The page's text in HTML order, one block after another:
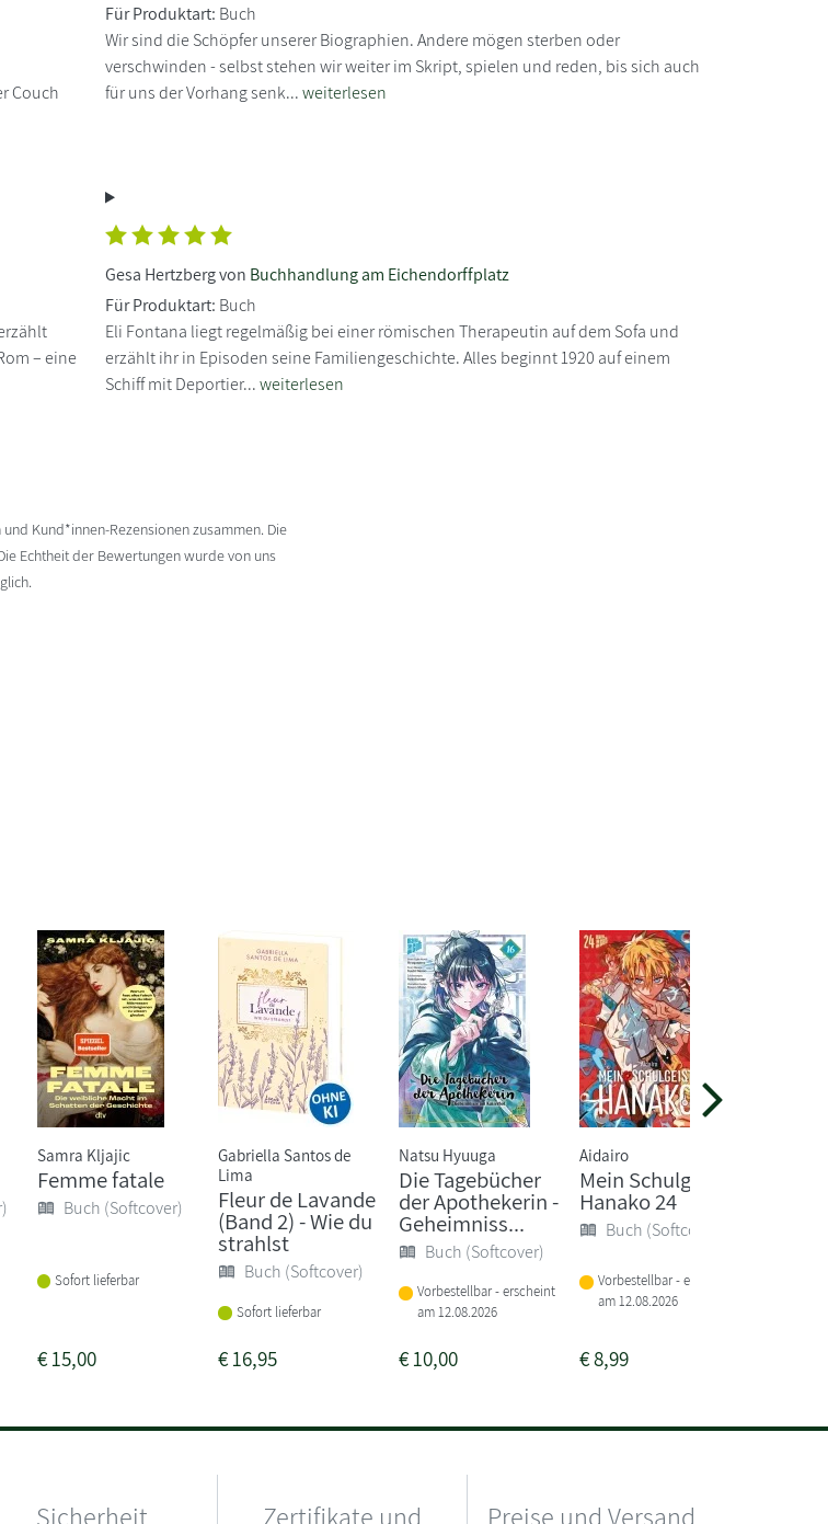
Couch
Für Produktart: Buch
Wir sind die Schöpfer unserer Biographien. Andere mögen sterben oder
verschwinden - selbst stehen wir weiter im Skript, spielen und reden, bis sich auch
für uns der Vorhang senk...weiterlesen
– eine
Gesa Hertzberg von Buchhandlung am Eichendorffplatz
Für Produktart: Buch
Eli Fontana liegt regelmäßig bei einer römischen Therapeutin auf dem Sofa und
erzählt ihr in Episoden seine Familiengeschichte. Alles beginnt 1920 auf einem
Schiff mit Deportier...weiterlesen
Kund*innen-Rezensionen zusammen. Die
Echtheit der Bewertungen wurde von uns
Samra Kljajic
Femme fatale
Buch (Softcover)
Sofort lieferbar
€15,00
Gabriella Santos de
Lima
Fleur de Lavande
(Band 2) - Wie du
strahlst
Buch (Softcover)
Sofort lieferbar
€16,95
Natsu Hyuuga
Die Tagebücher
der Apothekerin -
Geheimniss...
Buch (Softcover)
Vorbestellbar - erscheint
am 12.08.2026
€10,00
Aidairo
Mein Schulgeist
Hanako 24
Buch (Softcover)
Vorbestellbar - erscheint
am 12.08.2026
€8,99
Sicherheit Zertifikate und Preise und Versand